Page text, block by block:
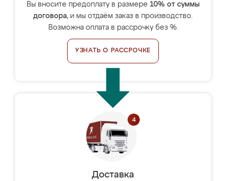
Вы вносите предоплату в размере 10% от суммы
договора, и мы отдаём заказ в производство.
Возможна оплата в рассрочку без %.
УЗНАТЬ О РАССРОЧКЕ
Доставка